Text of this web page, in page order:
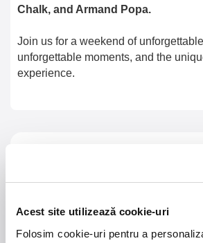
Acest site utilizează cookie-uri
Folosim cookie-uri pentru a
Chalk, and Armand Popa.
Join us for a weekend of
unforgettable moments, and the
experience.